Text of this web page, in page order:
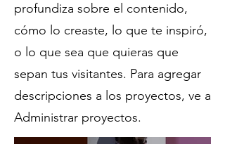
profundiza sobre el contenido,
cómo lo creaste, lo que te inspiró,
o lo que sea que quieras que
sepan tus visitantes. Para agregar
descripciones a los proyectos, ve a
Administrar proyectos.